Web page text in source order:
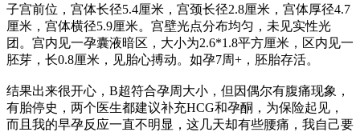
子宫前位，宫体长径5.4厘米，宫颈长径2.8厘米，宫体厚径4.7
厘米，宫体横径5.9厘米。宫壁光点分布均匀，未见实性光
团。宫内见一孕囊液暗区，大小为2.6*1.8平方厘米，区内见一
胚芽，长0.8厘米，见胎心搏动。如孕7周+，胚胎存活。
结果出来很开心，B超符合孕周大小，但因偶尔有腹痛现象，
有胎停史，两个医生都建议补充HCG和孕酮，为保险起见，
而且我的早孕反应一直不明显，这几天却有些腰痛，我自己要